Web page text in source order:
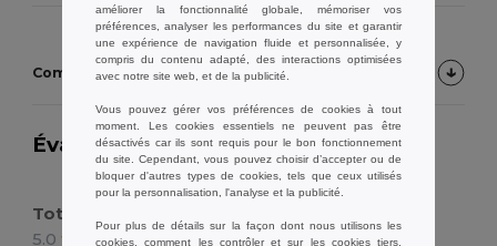
Commentaires Clients sur le Produit
Évaluation: 5.0 sur 8 évaluations 24383
articles vendus
Tote bag, bonne qualité
5.0
Avis par Orlane A.
améliorer la fonctionnalité globale, mémoriser vos
préférences, analyser les performances du site et garantir
une expérience de navigation fluide et personnalisée, y
compris du contenu adapté, des interactions optimisées
avec notre site web, et de la publicité.
Vous pouvez gérer vos préférences de cookies à tout
moment. Les cookies essentiels ne peuvent pas être
désactivés car ils sont requis pour le bon fonctionnement
du site. Cependant, vous pouvez choisir d’accepter ou de
bloquer d'autres types de cookies, tels que ceux utilisés
pour la personnalisation, l'analyse et la publicité.
Pour plus de détails sur la façon dont nous utilisons les
cookies, comment les contrôler et sur les cookies tiers,